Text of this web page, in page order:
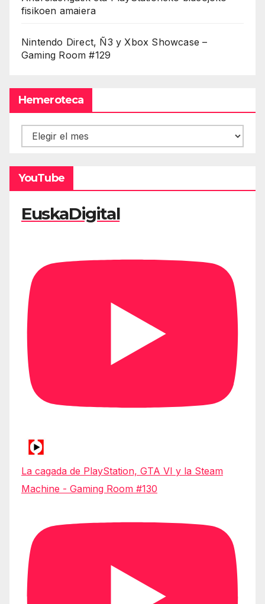
fisikoen amaiera
Nintendo Direct, Ñ3 y Xbox Showcase –
Gaming Room #129
Hemeroteca
Hemeroteca
YouTube
EuskaDigital
La cagada de PlayStation, GTA VI y la Steam
Machine - Gaming Room #130